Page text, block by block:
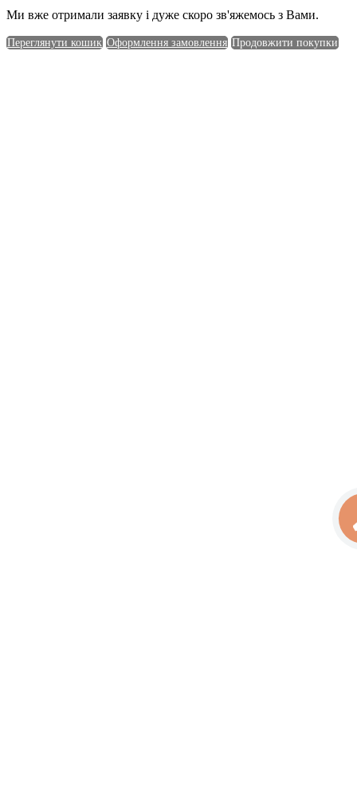
Ми вже отримали заявку і дуже скоро зв'яжемось з Вами.
Переглянути кошик Оформлення замовлення Продовжити покупки